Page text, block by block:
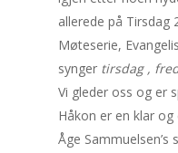
allerede på Tirsdag
Møteserie,
synger tirsdag ,
Vi gleder oss og er
Håkon er en klar
Åge